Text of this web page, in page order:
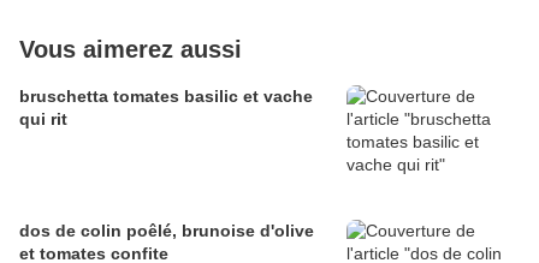
Vous aimerez aussi
bruschetta tomates basilic et vache
qui rit
dos de colin poêlé, brunoise d'olive
et tomates confite